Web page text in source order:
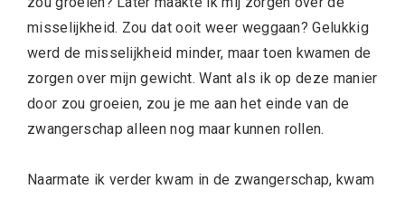
misselijkheid. Zou dat ooit weer weggaan? Gelukkig
werd de misselijkheid minder, maar toen kwamen de
zorgen over mijn gewicht. Want als ik op deze manier
door zou groeien, zou je me aan het einde van de
zwangerschap alleen nog maar kunnen rollen.
Naarmate ik verder kwam in de zwangerschap, kwam